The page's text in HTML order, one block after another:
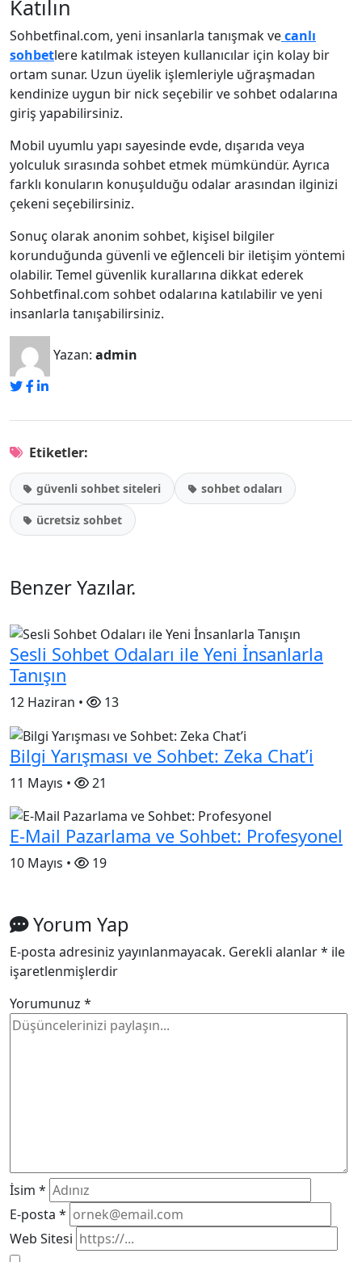
Katılın
Sohbetfinal.com, yeni insanlarla tanışmak vecanlı
sohbetlere katılmak isteyen kullanıcılar için kolay bir
ortam sunar. Uzun üyelik işlemleriyle uğraşmadan
kendinize uygun bir nick seçebilir ve sohbet odalarına
giriş yapabilirsiniz.
Mobil uyumlu yapı sayesinde evde, dışarıda veya
yolculuk sırasında sohbet etmek mümkündür. Ayrıca
farklı konuların konuşulduğu odalar arasından ilginizi
çekeni seçebilirsiniz.
Sonuç olarak anonim sohbet, kişisel bilgiler
korunduğunda güvenli ve eğlenceli bir iletişim yöntemi
olabilir. Temel güvenlik kurallarına dikkat ederek
Sohbetfinal.com sohbet odalarına katılabilir ve yeni
insanlarla tanışabilirsiniz.
Yazan: admin
Etiketler:
güvenli sohbet siteleri sohbet odaları
ücretsiz sohbet
Benzer Yazılar.
Sesli Sohbet Odaları ile Yeni İnsanlarla
Tanışın
12 Haziran • 13
Bilgi Yarışması ve Sohbet: Zeka Chat’i
11 Mayıs • 21
E-Mail Pazarlama ve Sohbet: Profesyonel
10 Mayıs • 19
Yorum Yap
E-posta adresiniz yayınlanmayacak. Gerekli alanlar* ile
işaretlenmişlerdir
Yorumunuz *
İsim *
E-posta *
Web Sitesi